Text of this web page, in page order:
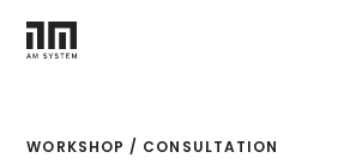
WORKSHOP / CONSULTATION